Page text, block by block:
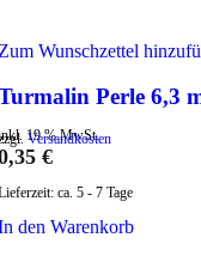
Wunschzettel
Perle 6,3
19 % MwSt.
Versandkosten
€
ca. 5 - 7 Tage
den Warenkorb